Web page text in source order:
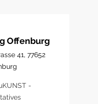
Offenburg
41, 77652
-